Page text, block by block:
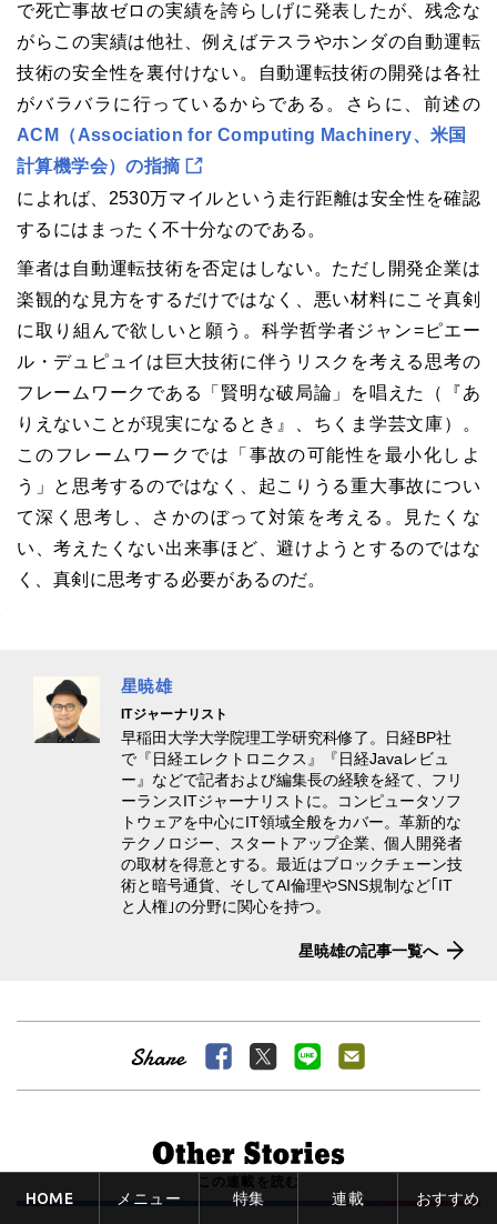
で死亡事故ゼロの実績を誇らしげに発表したが、残念な
がらこの実績は他社、例えばテスラやホンダの自動運転
技術の安全性を裏付けない。自動運転技術の開発は各社
がバラバラに行っているからである。さらに、前述の
ACM（Association for Computing Machinery、米国
計算機学会）の指摘
によれば、2530万マイルという走行距離は安全性を確認
するにはまったく不十分なのである。
筆者は自動運転技術を否定はしない。ただし開発企業は
楽観的な見方をするだけではなく、悪い材料にこそ真剣
に取り組んで欲しいと願う。科学哲学者ジャン=ピエー
ル・デュピュイは巨大技術に伴うリスクを考える思考の
フレームワークである「賢明な破局論」を唱えた（『あ
りえないことが現実になるとき』、ちくま学芸文庫）。
このフレームワークでは「事故の可能性を最小化しよ
う」と思考するのではなく、起こりうる重大事故につい
て深く思考し、さかのぼって対策を考える。見たくな
い、考えたくない出来事ほど、避けようとするのではな
く、真剣に思考する必要があるのだ。
星暁雄
ITジャーナリスト
早稲田大学大学院理工学研究科修了。日経BP社
で『日経エレクトロニクス』『日経Javaレビュ
ー』などで記者および編集長の経験を経て、フリ
ーランスITジャーナリストに。コンピュータソフ
トウェアを中心にIT領域全般をカバー。革新的な
テクノロジー、スタートアップ企業、個人開発者
の取材を得意とする。最近はブロックチェーン技
術と暗号通貨、そしてAI倫理やSNS規制など｢IT
と人権｣の分野に関心を持つ。
星暁雄の記事一覧へ
この連載を読む
HOME メニュー 特集 連載 おすすめ